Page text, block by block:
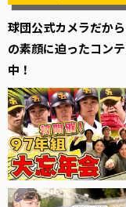
球団公式カメラだか
の素顔に迫ったコン
中！